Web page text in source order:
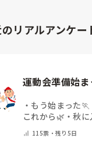
「毎日夕方に5分だけ進捗
リアルアンケー
運動会準備始
・ もう始まった🏃
これから🌿 ・秋に
ください)
115票・残り5日